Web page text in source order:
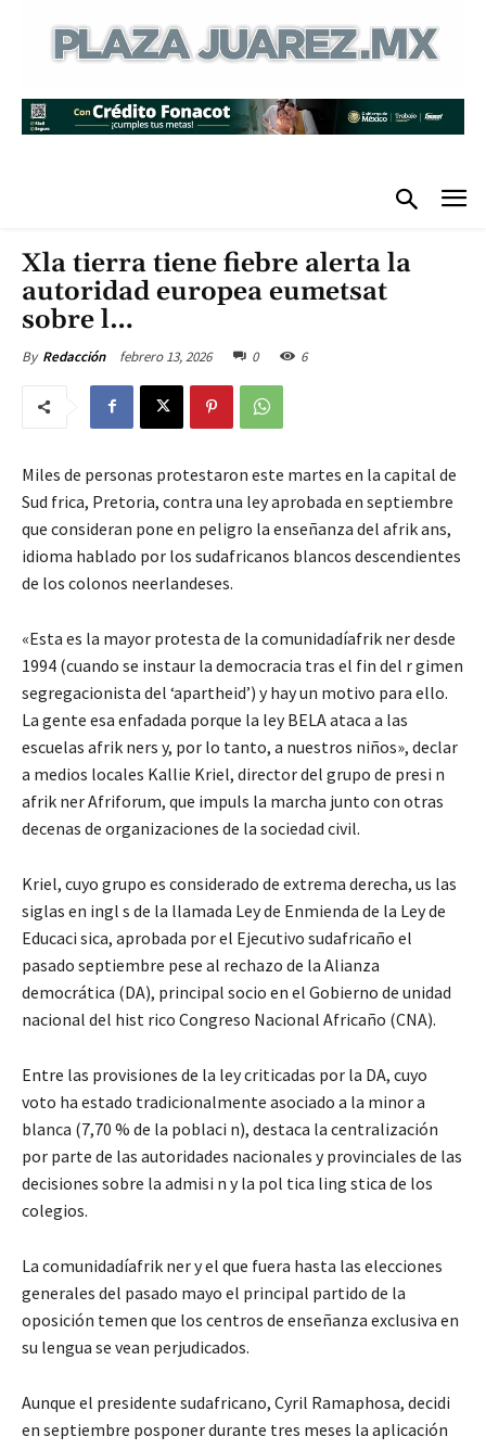
Xla tierra tiene fiebre alerta la
autoridad europea eumetsat
sobre l…
By Redacción febrero 13, 2026 0 6
Miles de personas protestaron este martes en la capital de
Sud frica, Pretoria, contra una ley aprobada en septiembre
que consideran pone en peligro la enseñanza del afrik ans,
idioma hablado por los sudafricanos blancos descendientes
de los colonos neerlandeses.
«Esta es la mayor protesta de la comunidadíafrik ner desde
1994 (cuando se instaur la democracia tras el fin del r gimen
segregacionista del ‘apartheid’) y hay un motivo para ello.
La gente esa enfadada porque la ley BELA ataca a las
escuelas afrik ners y, por lo tanto, a nuestros niños», declar
a medios locales Kallie Kriel, director del grupo de presi n
afrik ner Afriforum, que impuls la marcha junto con otras
decenas de organizaciones de la sociedad civil.
Kriel, cuyo grupo es considerado de extrema derecha, us las
siglas en ingl s de la llamada Ley de Enmienda de la Ley de
Educaci sica, aprobada por el Ejecutivo sudafricaño el
pasado septiembre pese al rechazo de la Alianza
democrática (DA), principal socio en el Gobierno de unidad
nacional del hist rico Congreso Nacional Africaño (CNA).
Entre las provisiones de la ley criticadas por la DA, cuyo
voto ha estado tradicionalmente asociado a la minor a
blanca (7,70 % de la poblaci n), destaca la centralización
por parte de las autoridades nacionales y provinciales de las
decisiones sobre la admisi n y la pol tica ling stica de los
colegios.
La comunidadíafrik ner y el que fuera hasta las elecciones
generales del pasado mayo el principal partido de la
oposición temen que los centros de enseñanza exclusiva en
su lengua se vean perjudicados.
Aunque el presidente sudafricano, Cyril Ramaphosa, decidi
en septiembre posponer durante tres meses la aplicación